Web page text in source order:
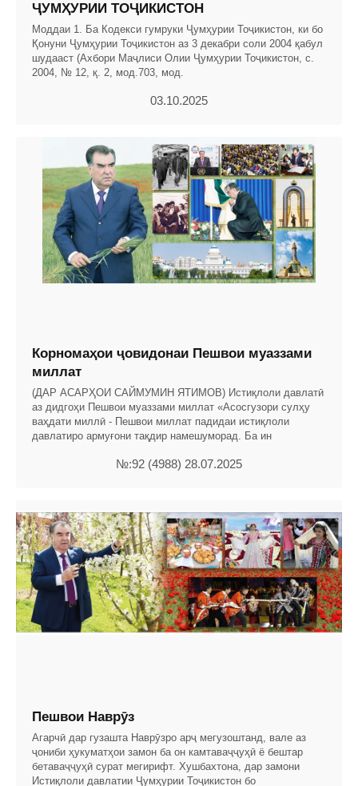
ҶУМҲУРИИ ТОҶИКИСТОН
Моддаи 1. Ба Кодекси гумруки Ҷумҳурии Тоҷикистон, ки бо
Қонуни Ҷумҳурии Тоҷикистон аз 3 декабри соли 2004 қабул
шудааст (Ахбори Маҷлиси Олии Ҷумҳурии Тоҷикистон, с.
2004, № 12, қ. 2, мод.703, мод.
03.10.2025
Корномаҳои ҷовидонаи Пешвои муаззами
миллат
(ДАР АСАРҲОИ САЙМУМИН ЯТИМОВ) Истиқлоли давлатӣ
аз дидгоҳи Пешвои муаззами миллат «Асосгузори сулҳу
ваҳдати миллӣ - Пешвои миллат падидаи истиқлоли
давлатиро армуғони тақдир намешуморад. Ба ин
№:92 (4988) 28.07.2025
Пешвои Наврӯз
Агарчӣ дар гузашта Наврӯзро арҷ мегузоштанд, вале аз
ҷониби ҳукуматҳои замон ба он камтаваҷҷуҳӣ ё бештар
бетаваҷҷуҳӣ сурат мегирифт. Хушбахтона, дар замони
Истиқлоли давлатии Ҷумҳурии Тоҷикистон бо